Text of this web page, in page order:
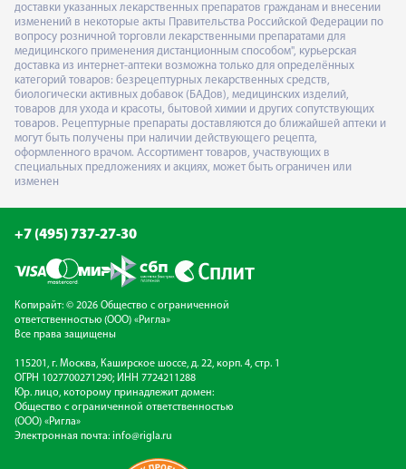
доставки указанных лекарственных препаратов гражданам и внесении
изменений в некоторые акты Правительства Российской Федерации по
вопросу розничной торговли лекарственными препаратами для
медицинского применения дистанционным способом", курьерская
доставка из интернет-аптеки возможна только для определённых
категорий товаров: безрецептурных лекарственных средств,
биологически активных добавок (БАДов), медицинских изделий,
товаров для ухода и красоты, бытовой химии и других сопутствующих
товаров. Рецептурные препараты доставляются до ближайшей аптеки и
могут быть получены при наличии действующего рецепта,
оформленного врачом. Ассортимент товаров, участвующих в
специальных предложениях и акциях, может быть ограничен или
изменен
+7 (495) 737-27-30
Копирайт: © 2026 Общество с ограниченной
ответственностью (ООО) «Ригла»
Все права защищены
115201, г. Москва, Каширское шоссе, д. 22, корп. 4, стр. 1
ОГРН 1027700271290; ИНН 7724211288
Юр. лицо, которому принадлежит домен:
Общество с ограниченной ответственностью
(ООО) «Ригла»
Электронная почта: info@rigla.ru